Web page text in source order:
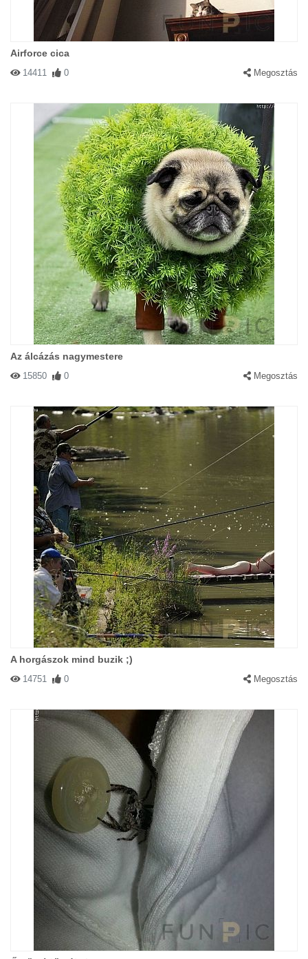
Airforce cica
14411 0 Megosztás
Az álcázás nagymestere
15850 0 Megosztás
A horgászok mind buzik ;)
14751 0 Megosztás